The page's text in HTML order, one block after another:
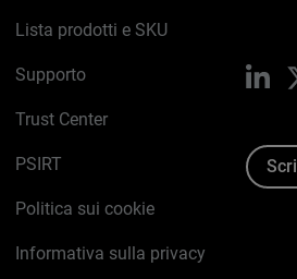
Lista prodotti e SKU
Supporto
Trust Center
PSIRT
Politica sui cookie
Informativa sulla privacy